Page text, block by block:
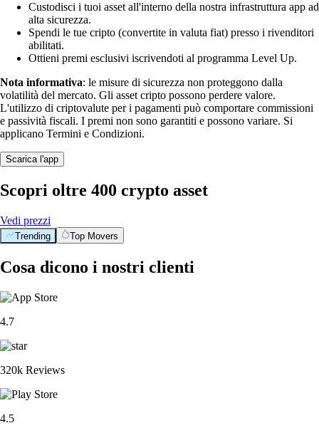
Custodisci i tuoi asset all'interno della nostra infrastruttura app ad
alta sicurezza.
Spendi le tue cripto (convertite in valuta fiat) presso i rivenditori
abilitati.
Ottieni premi esclusivi iscrivendoti al programma Level Up.
Nota informativa: le misure di sicurezza non proteggono dalla
volatilità del mercato. Gli asset cripto possono perdere valore.
L'utilizzo di criptovalute per i pagamenti può comportare commissioni
e passività fiscali. I premi non sono garantiti e possono variare. Si
applicano Termini e Condizioni.
Scarica l'app
Scopri oltre 400 crypto asset
Vedi prezzi
Trending Top Movers
Cosa dicono i nostri clienti
4.7
320k Reviews
4.5